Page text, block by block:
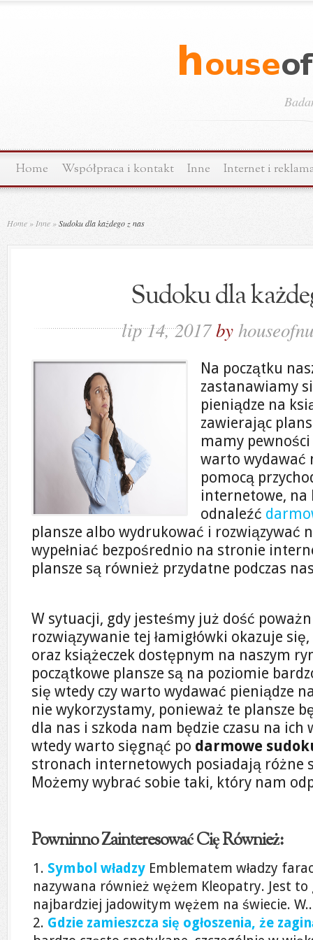
Home Współpraca i kontakt Inne Internet i
Home » Inne »Sudoku dla każdego z nas
Sudoku dla
lip 14, 2017by
Na początku
zastanawiamy
pieniądze na
zawierając
mamy pewności
warto wydawać
pomocą
internetowe, na
odnaleźć
plansze albo wydrukować i rozwiązywać
wypełniać bezpośrednio na stronie
plansze są również przydatne podczas
W sytuacji, gdy jesteśmy już dość
rozwiązywanie tej łamigłówki okazuje
oraz książeczek dostępnym na naszym
początkowe plansze są na poziomie
się wtedy czy warto wydawać pieniądze
nie wykorzystamy, ponieważ te plansze
dla nas i szkoda nam będzie czasu na ich
wtedy warto sięgnąć po darmowe
stronach internetowych posiadają różne
Możemy wybrać sobie taki, który nam
Powninno Zainteresować Cię Również:
Symbol władzy Emblematem władzy
nazywana również wężem Kleopatry. Jest
najbardziej jadowitym wężem na świecie.
Gdzie zamieszcza się ogłoszenia, że